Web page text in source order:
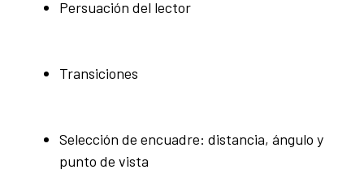
Persuación del lector
Transiciones
Selección de encuadre: distancia, ángulo y
punto de vista